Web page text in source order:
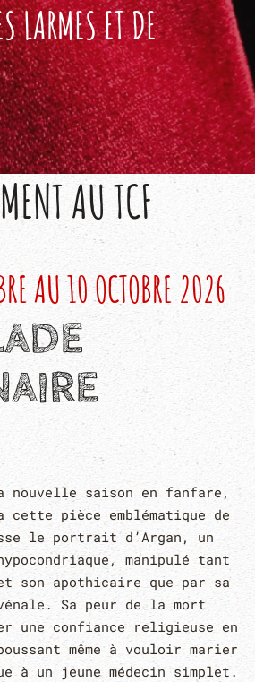
LARMES ET DE
AU TCF
AU 10 OCTOBRE 2026
nouvelle saison en fanfare,
cette pièce emblématique de
le portrait d’Argan, un
manipulé tant
son apothicaire que par sa
Sa peur de la mort
une confiance religieuse en
même à vouloir marier
à un jeune médecin simplet.